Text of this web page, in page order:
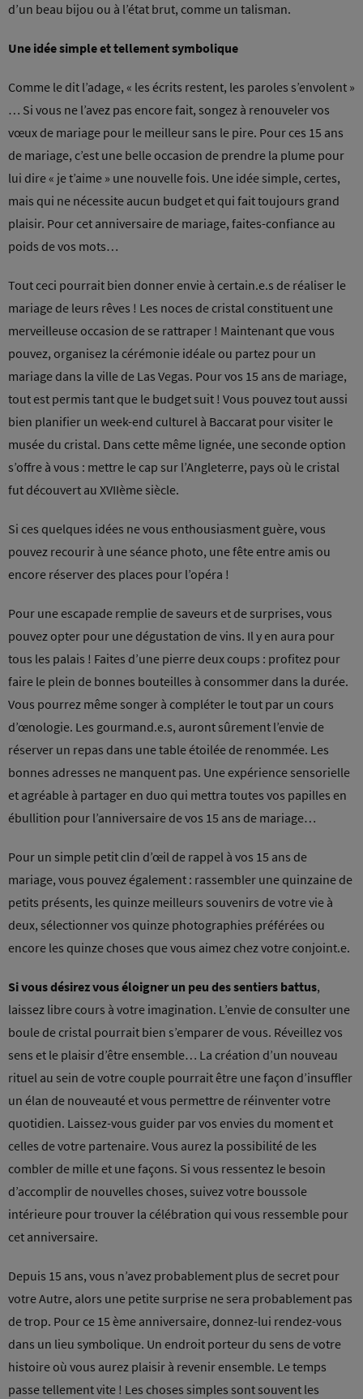
d’un beau bijou ou à l’état brut, comme un talisman.
Une idée simple et tellement symbolique
Comme le dit l’adage, « les écrits restent, les paroles s’envolent »
… Si vous ne l’avez pas encore fait, songez à renouveler vos
vœux de mariage pour le meilleur sans le pire. Pour ces 15 ans
de mariage, c’est une belle occasion de prendre la plume pour
lui dire « je t’aime » une nouvelle fois. Une idée simple, certes,
mais qui ne nécessite aucun budget et qui fait toujours grand
plaisir. Pour cet anniversaire de mariage, faites-confiance au
poids de vos mots…
Tout ceci pourrait bien donner envie à certain.e.s de réaliser le
mariage de leurs rêves ! Les noces de cristal constituent une
merveilleuse occasion de se rattraper ! Maintenant que vous
pouvez, organisez la cérémonie idéale ou partez pour un
mariage dans la ville de Las Vegas. Pour vos 15 ans de mariage,
tout est permis tant que le budget suit ! Vous pouvez tout aussi
bien planifier un week-end culturel à Baccarat pour visiter le
musée du cristal. Dans cette même lignée, une seconde option
s’offre à vous : mettre le cap sur l’Angleterre, pays où le cristal
fut découvert au XVIIème siècle.
Si ces quelques idées ne vous enthousiasment guère, vous
pouvez recourir à une séance photo, une fête entre amis ou
encore réserver des places pour l’opéra !
Pour une escapade remplie de saveurs et de surprises, vous
pouvez opter pour une dégustation de vins. Il y en aura pour
tous les palais ! Faites d’une pierre deux coups : profitez pour
faire le plein de bonnes bouteilles à consommer dans la durée.
Vous pourrez même songer à compléter le tout par un cours
d’œnologie. Les gourmand.e.s, auront sûrement l’envie de
réserver un repas dans une table étoilée de renommée. Les
bonnes adresses ne manquent pas. Une expérience sensorielle
et agréable à partager en duo qui mettra toutes vos papilles en
ébullition pour l’anniversaire de vos 15 ans de mariage…
Pour un simple petit clin d’œil de rappel à vos 15 ans de
mariage, vous pouvez également : rassembler une quinzaine de
petits présents, les quinze meilleurs souvenirs de votre vie à
deux, sélectionner vos quinze photographies préférées ou
encore les quinze choses que vous aimez chez votre conjoint.e.
Si vous désirez vous éloigner un peu des sentiers battus,
laissez libre cours à votre imagination. L’envie de consulter une
boule de cristal pourrait bien s’emparer de vous. Réveillez vos
sens et le plaisir d’être ensemble… La création d’un nouveau
rituel au sein de votre couple pourrait être une façon d’insuffler
un élan de nouveauté et vous permettre de réinventer votre
quotidien. Laissez-vous guider par vos envies du moment et
celles de votre partenaire. Vous aurez la possibilité de les
combler de mille et une façons. Si vous ressentez le besoin
d’accomplir de nouvelles choses, suivez votre boussole
intérieure pour trouver la célébration qui vous ressemble pour
cet anniversaire.
Depuis 15 ans, vous n’avez probablement plus de secret pour
votre Autre, alors une petite surprise ne sera probablement pas
de trop. Pour ce 15 ème anniversaire, donnez-lui rendez-vous
dans un lieu symbolique. Un endroit porteur du sens de votre
histoire où vous aurez plaisir à revenir ensemble. Le temps
passe tellement vite ! Les choses simples sont souvent les